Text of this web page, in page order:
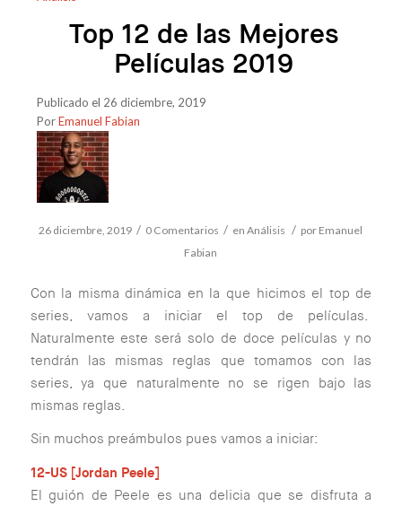
Top 12 de las Mejores
Películas 2019
Publicado el 26 diciembre, 2019
PorEmanuel Fabian
26 diciembre, 2019 / 0 Comentarios / enAnálisis / por Emanuel
Fabian
Con la misma dinámica en la que hicimos el top de
series, vamos a iniciar el top de películas.
Naturalmente este será solo de doce películas y no
tendrán las mismas reglas que tomamos con las
series, ya que naturalmente no se rigen bajo las
mismas reglas.
Sin muchos preámbulos pues vamos a iniciar:
12-US [Jordan Peele]
El guión de Peele es una delicia que se disfruta a